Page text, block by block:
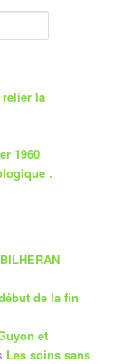
la
1960
.
de la fin
et
Les soins sans